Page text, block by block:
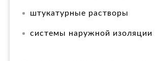
штукатурные растворы
системы наружной изоляции